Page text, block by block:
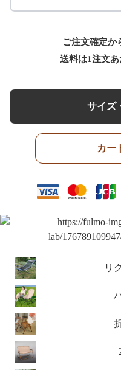
ご注文確定か
送料は1注文あ
サイズ
カー
リ